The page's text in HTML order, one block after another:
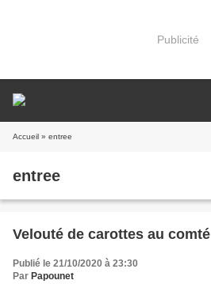
Publicité
Accueil » entree
entree
Velouté de carottes au comté
Publié le 21/10/2020 à 23:30
Par Papounet